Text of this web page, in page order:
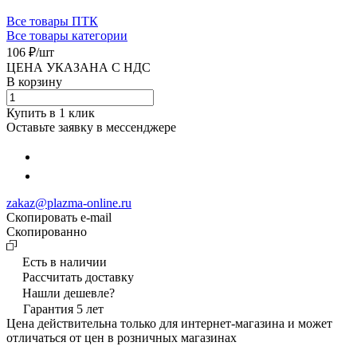
Все товары ПТК
Все товары категории
106 ₽/шт
ЦЕНА УКАЗАНА С НДС
В корзину
Купить в 1 клик
Оставьте заявку в мессенджере
zakaz@plazma-online.ru
Скопировать e-mail
Cкопированно
Есть в наличии
Рассчитать доставку
Нашли дешевле?
Гарантия 5 лет
Цена действительна только для интернет-магазина и может
отличаться от цен в розничных магазинах